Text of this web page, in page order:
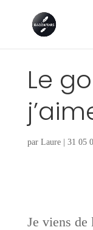
Le
par Laure| 31 05
Je viens de